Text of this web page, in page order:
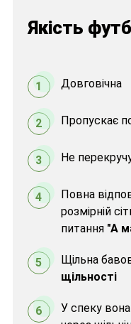
Якість
1 Довговічна
2 Пропускає
3 Не
4
Повна
розмірній
питання "А
5 Щільна
щільності
6
У спеку